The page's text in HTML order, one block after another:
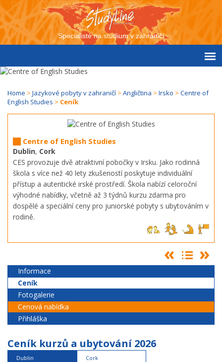
Specialisté na studium v zahraničí
Home > Jazykové pobyty v zahraničí > Angličtina > Irsko > Centre of
English Studies > Ceník
Centre of English Studies
Dublin, Cork
CES provozuje dvě atraktivní pobočky v Irsku. Jako rodinná
škola s více než 40 lety zkušeností poskytuje individuální
přístup a autentické irské prostředí. Škola nabízí celoroční
výhodné nabídky, včetně až 3 týdnů kurzu zdarma pro
dospělé a speciální ceny pro juniorské pobyty s ubytováním v
rodině.
Informace
Ceník
Fotogalerie
Cenová nabídka
Přihláška
Ceník kurzů a ubytování 2026
Dublin Cork